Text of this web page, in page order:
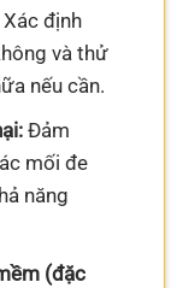
định
và thử
nếu cần.
Đảm
mối đe
năng
(đặc